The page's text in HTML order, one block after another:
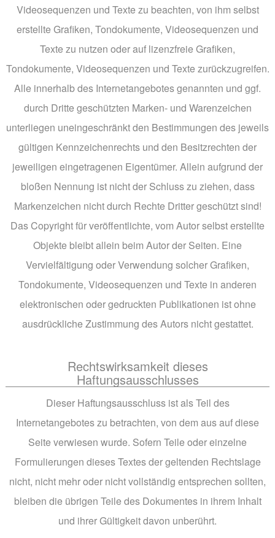
Videosequenzen und Texte zu beachten, von ihm selbst
erstellte Grafiken, Tondokumente, Videosequenzen und
Texte zu nutzen oder auf lizenzfreie Grafiken,
Tondokumente, Videosequenzen und Texte zurückzugreifen.
Alle innerhalb des Internetangebotes genannten und ggf.
durch Dritte geschützten Marken- und Warenzeichen
unterliegen uneingeschränkt den Bestimmungen des jeweils
gültigen Kennzeichenrechts und den Besitzrechten der
jeweiligen eingetragenen Eigentümer. Allein aufgrund der
bloßen Nennung ist nicht der Schluss zu ziehen, dass
Markenzeichen nicht durch Rechte Dritter geschützt sind!
Das Copyright für veröffentlichte, vom Autor selbst erstellte
Objekte bleibt allein beim Autor der Seiten. Eine
Vervielfältigung oder Verwendung solcher Grafiken,
Tondokumente, Videosequenzen und Texte in anderen
elektronischen oder gedruckten Publikationen ist ohne
ausdrückliche Zustimmung des Autors nicht gestattet.
Rechtswirksamkeit dieses
Haftungsausschlusses
Dieser Haftungsausschluss ist als Teil des
Internetangebotes zu betrachten, von dem aus auf diese
Seite verwiesen wurde. Sofern Teile oder einzelne
Formulierungen dieses Textes der geltenden Rechtslage
nicht, nicht mehr oder nicht vollständig entsprechen sollten,
bleiben die übrigen Teile des Dokumentes in ihrem Inhalt
und ihrer Gültigkeit davon unberührt.